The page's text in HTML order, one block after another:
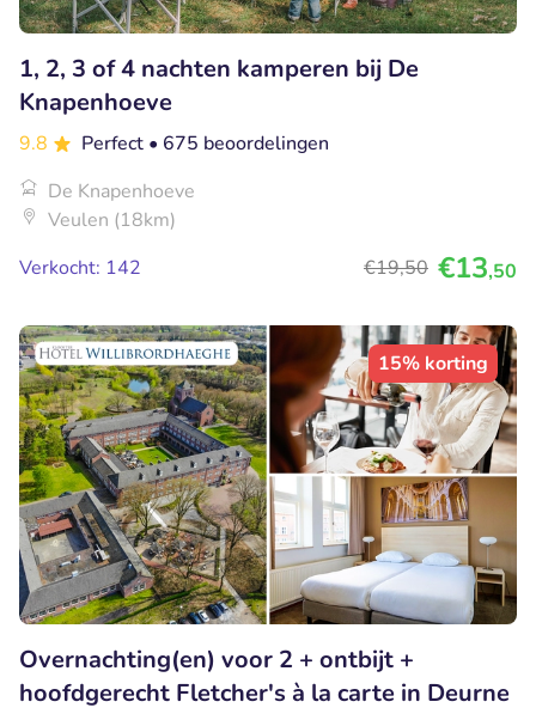
1, 2, 3 of 4 nachten kamperen bij De
Knapenhoeve
9.8 Perfect • 675 beoordelingen
De Knapenhoeve
Veulen (18km)
Verkocht: 142
€19,50 €13,50
15% korting
Overnachting(en) voor 2 + ontbijt +
hoofdgerecht Fletcher's à la carte in Deurne